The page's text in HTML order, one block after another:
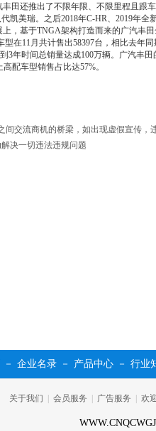
田还推出了不限年限、不限里程且跟车
美瑞。之后2018年C-HR、2019年全
，基于TNGA架构打造而来的广汽丰
在11月共计售出58397台，相比去年
3年时间总销量达成100万辆。广汽丰
配车型销售占比达57%。
间交流商机的桥梁，如出现虚假宣传
决一切违法违规问题
－ 企业名录 － 产品中心 － 行业
关于我们 会员服务 广告服务 欢